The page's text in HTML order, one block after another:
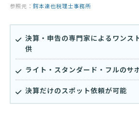
参照元： 鍔本達也税理士事務所
決算・申告の専門家によるワンス
供
ライト・スタンダード・フルのサ
決算だけのスポット依頼が可能